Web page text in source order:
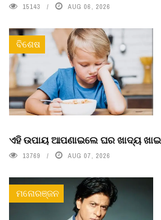
15143 AUG 06, 2026
ବିଶେଷ
ଏହି ଉପାୟ ଆପଣାଇଲେ ଘର ଖାଦ୍ୟ
13769 AUG 07, 2026
ମନୋରଞ୍ଜନ